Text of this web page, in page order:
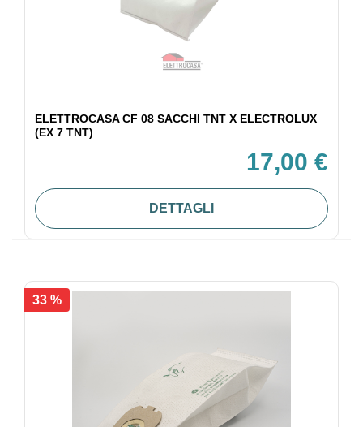
ELETTROCASA CF 08 SACCHI TNT X ELECTROLUX
(EX 7 TNT)
17,00 €
DETTAGLI
33 %